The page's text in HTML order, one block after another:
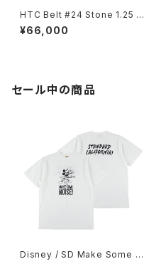
HTC Belt #24 Stone 1.25 W
ith End
¥66,000
セール中の商品
Disney / SD Make Some N